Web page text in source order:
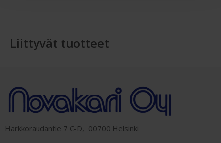
Liittyvät tuotteet
Harkkoraudantie 7 C-D, 00700 Helsinki